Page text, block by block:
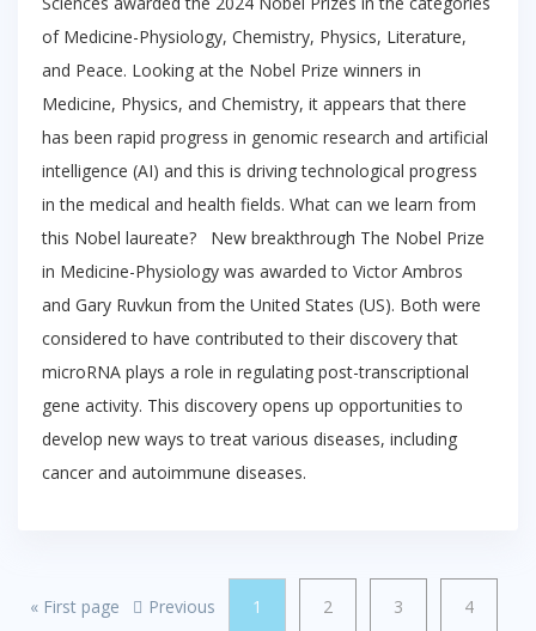
of Medicine-Physiology, Chemistry, Physics, Literature,
and Peace. Looking at the Nobel Prize winners in
Medicine, Physics, and Chemistry, it appears that there
has been rapid progress in genomic research and artificial
intelligence (AI) and this is driving technological progress
in the medical and health fields. What can we learn from
this Nobel laureate? New breakthrough The Nobel Prize
in Medicine-Physiology was awarded to Victor Ambros
and Gary Ruvkun from the United States (US). Both were
considered to have contributed to their discovery that
microRNA plays a role in regulating post-transcriptional
gene activity. This discovery opens up opportunities to
develop new ways to treat various diseases, including
cancer and autoimmune diseases.
« First page Previous 1 2 3 4